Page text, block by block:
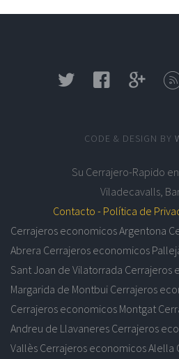
CODE & DESIGN BY
Su Cerrajero-Rapido
Viladecavalls,
Contacto - Política de
Cerrajeros economicos Argentona
Abrera Cerrajeros economicos
Sant Joan de Vilatorrada Cerrajeros
Margarida de Montbui Cerrajeros
Cerrajeros economicos Montgat
Andreu de Llavaneres Cerrajeros
Vallès Cerrajeros economicos Alella